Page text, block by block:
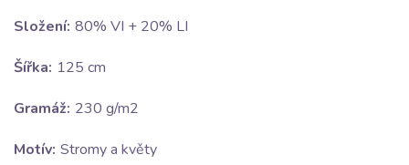
Složení: 80% VI + 20% LI
Šířka: 125 cm
Gramáž: 230 g/m2
Motív: Stromy a květy